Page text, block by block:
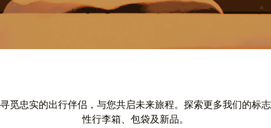
寻觅忠实的出行伴侣，与您共启未来旅程。探索更多我们的标志
性行李箱、包袋及新品。